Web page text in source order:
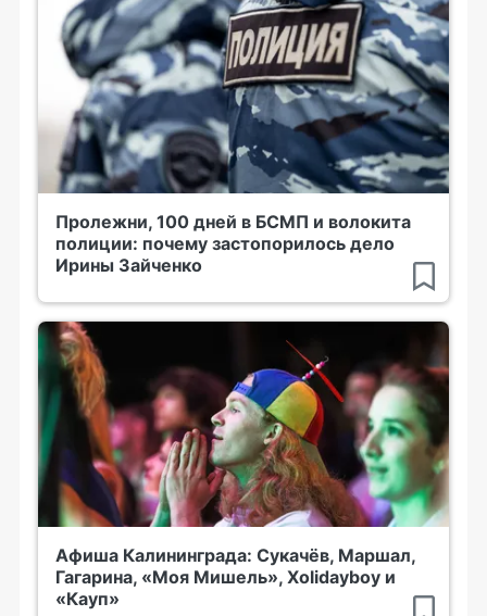
Пролежни, 100 дней в БСМП и волокита
полиции: почему застопорилось дело
Ирины Зайченко
Афиша Калининграда: Сукачёв, Маршал,
Гагарина, «Моя Мишель», Xolidayboy и
«Кауп»